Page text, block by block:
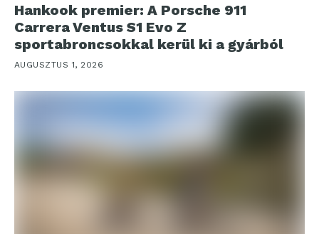
Hankook premier: A Porsche 911
Carrera Ventus S1 Evo Z
sportabroncsokkal kerül ki a gyárból
AUGUSZTUS 1, 2026